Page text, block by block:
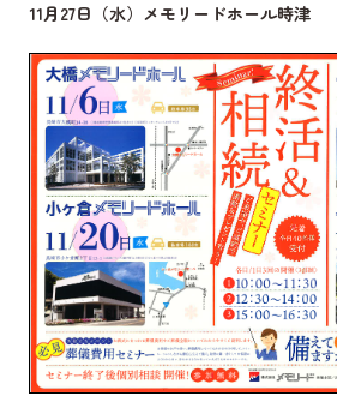
11月27日（水）メモリードホール時津